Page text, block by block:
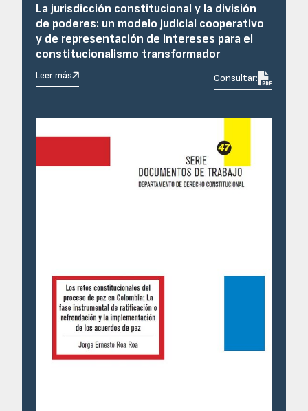
La jurisdicción constitucional y la división
de poderes: un modelo judicial cooperativo
y de representación de intereses para el
constitucionalismo transformador
Leer más Consultar: 